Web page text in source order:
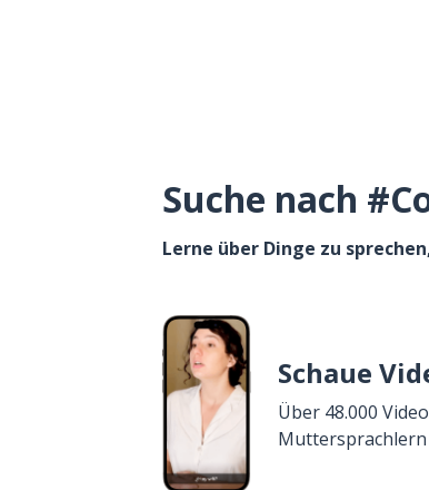
Suche nach
Lerne über Dinge zu
Schaue
Über 48.000
Muttersprachlern